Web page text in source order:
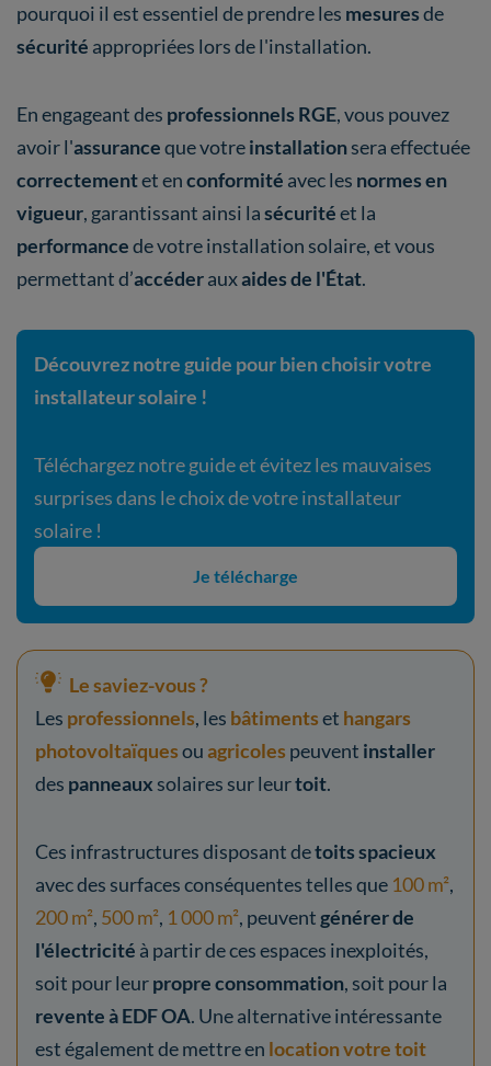
pourquoi il est essentiel de prendre les mesuresde
sécurité appropriées lors de l'installation.
En engageant des professionnels RGE, vous pouvez
avoir l'assuranceque votreinstallationsera effectuée
correctementet enconformité avec les normes en
vigueur, garantissant ainsi lasécuritéet la
performancede votre installation solaire, et vous
permettant d’accéderauxaides de l'État.
Découvrez notre guide pour bien choisir votre
installateur solaire !
Téléchargez notre guide et évitez les mauvaises
surprises dans le choix de votre installateur
solaire !
Je télécharge
Le saviez-vous ?
Les professionnels, les bâtimentset hangars
photovoltaïquesouagricoles peuvent installer
des panneaux solaires sur leurtoit.
Ces infrastructures disposant detoits spacieux
avec des surfaces conséquentes telles que 100 m²,
200 m², 500 m², 1 000 m², peuventgénérer de
l'électricité à partir de ces espaces inexploités,
soit pour leurpropre consommation, soit pour la
revente à EDF OA. Une alternative intéressante
est également de mettre en location votre toit